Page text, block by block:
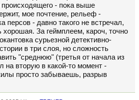
происходящего - пока выше
мое почтение, рельеф -
персов - давно такого не встречал,
хорошая. За геймплеем, кароч, точно
сурьезной детективно-
в три слоя, но сложность
"среднюю" (третья от начала из
на вторую в какой-то момент -
просто забываешь, разрыв